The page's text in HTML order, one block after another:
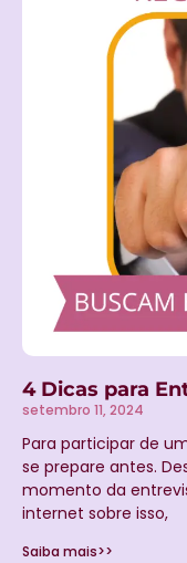
4 Dicas para
setembro 11, 2024
Para participar de
se prepare antes.
momento da
internet sobre isso,
Saiba mais>>